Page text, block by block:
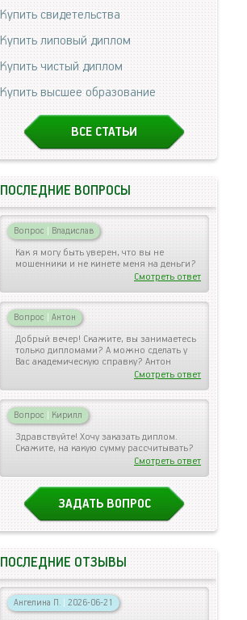
Купить свидетельства
Купить липовый диплом
Купить чистый диплом
Купить высшее образование
ВСЕ СТАТЬИ
ПОСЛЕДНИЕ ВОПРОСЫ
Вопрос | Владислав
Как я могу быть уверен, что вы не
мошенники и не кинете меня на деньги?
Смотреть ответ
Вопрос | Антон
Добрый вечер! Скажите, вы занимаетесь
только дипломами? А можно сделать у
Вас академическую справку? Антон
Смотреть ответ
Вопрос | Кирилл
Здравствуйте! Хочу заказать диплом.
Скажите, на какую сумму рассчитывать?
Смотреть ответ
ЗАДАТЬ ВОПРОС
ПОСЛЕДНИЕ ОТЗЫВЫ
Ангелина П. | 2026-06-21